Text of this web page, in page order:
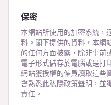
保密
本網站所使用的加密系統，
料。閣下提供的資料，本網
的任何方面披露，除非事前
電子形式儲存於電腦或是打
網站獲授權的僱員讀取這些
會熟悉此私隱政策聲明，並
責任。